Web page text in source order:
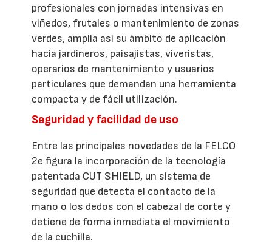
profesionales con jornadas intensivas en
viñedos, frutales o mantenimiento de zonas
verdes, amplía así su ámbito de aplicación
hacia jardineros, paisajistas, viveristas,
operarios de mantenimiento y usuarios
particulares que demandan una herramienta
compacta y de fácil utilización.
Seguridad y facilidad de uso
Entre las principales novedades de la FELCO
2e figura la incorporación de la tecnología
patentada CUT SHIELD, un sistema de
seguridad que detecta el contacto de la
mano o los dedos con el cabezal de corte y
detiene de forma inmediata el movimiento
de la cuchilla.